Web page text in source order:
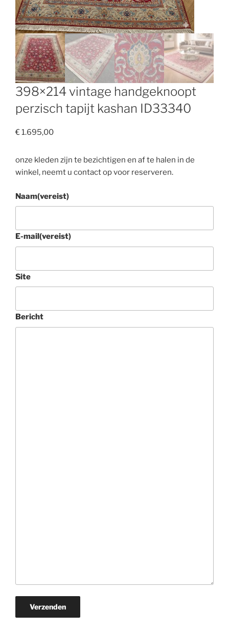
398×214 vintage handgeknoopt
perzisch tapijt kashan ID33340
€1.695,00
onze kleden zijn te bezichtigen en af te halen in de
winkel, neemt u contact op voor reserveren.
Naam(vereist)
E-mail(vereist)
Site
Bericht
Verzenden